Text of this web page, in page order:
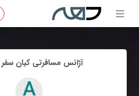
آژانس مسافرتی كيان